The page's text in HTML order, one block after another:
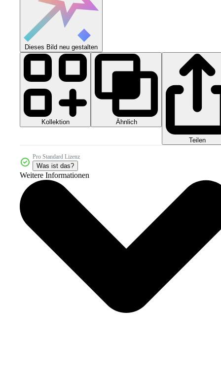
Dieses Bild neu gestalten
Kollektion Ähnlich
Teilen
Pro Standard Lizenz
Was ist das?
Weitere Informationen